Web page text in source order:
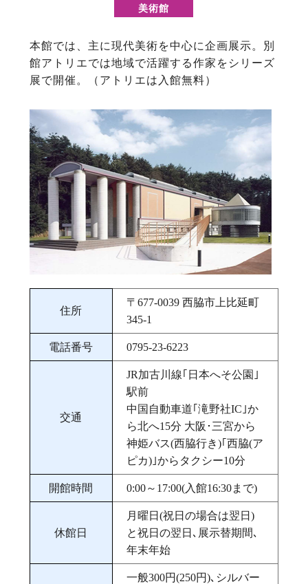
美術館
本館では、主に現代美術を中心に企画展示。別
館アトリエでは地域で活躍する作家をシリーズ
展で開催。（アトリエは入館無料）
住所
〒677‐0039 西脇市上比延町
345‐1
電話番号 0795-23-6223
交通
JR加古川線｢日本へそ公園｣
駅前
中国自動車道｢滝野社IC｣か
ら北へ15分 大阪･三宮から
神姫バス(西脇行き)｢西脇(ア
ピカ)｣からタクシー10分
開館時間 0:00～17:00(入館16:30まで)
休館日
月曜日(祝日の場合は翌日)
と祝日の翌日､展示替期間､
年末年始
一般300円(250円)､シルバー